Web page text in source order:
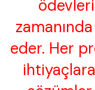
eder. Her